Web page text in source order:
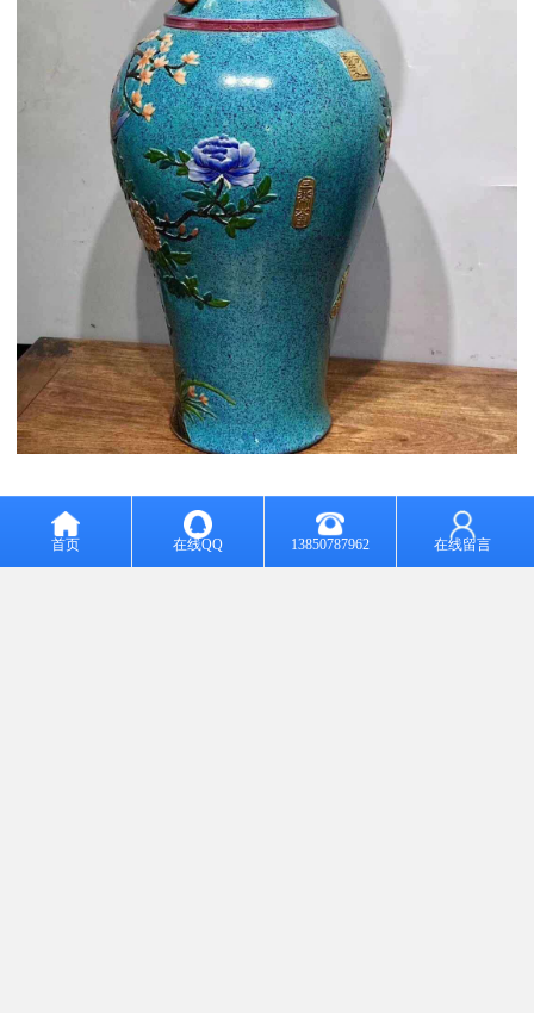
研发、培训以及技术合作于一体等修复机构，公司主营：陶瓷品修
首页 在线QQ 13850787962 在线留言